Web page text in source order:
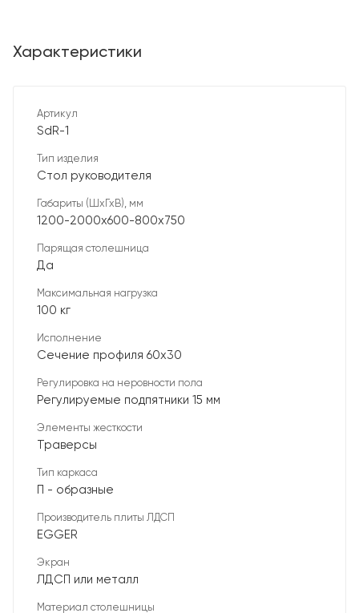
Характеристики
Артикул
SdR-1
Тип изделия
Стол руководителя
Габариты (ШхГхВ), мм
1200-2000х600-800х750
Парящая столешница
Да
Максимальная нагрузка
100 кг
Исполнение
Сечение профиля 60х30
Регулировка на неровности пола
Регулируемые подпятники 15 мм
Элементы жесткости
Траверсы
Тип каркаса
П - образные
Производитель плиты ЛДСП
EGGER
Экран
ЛДСП или металл
Материал столешницы